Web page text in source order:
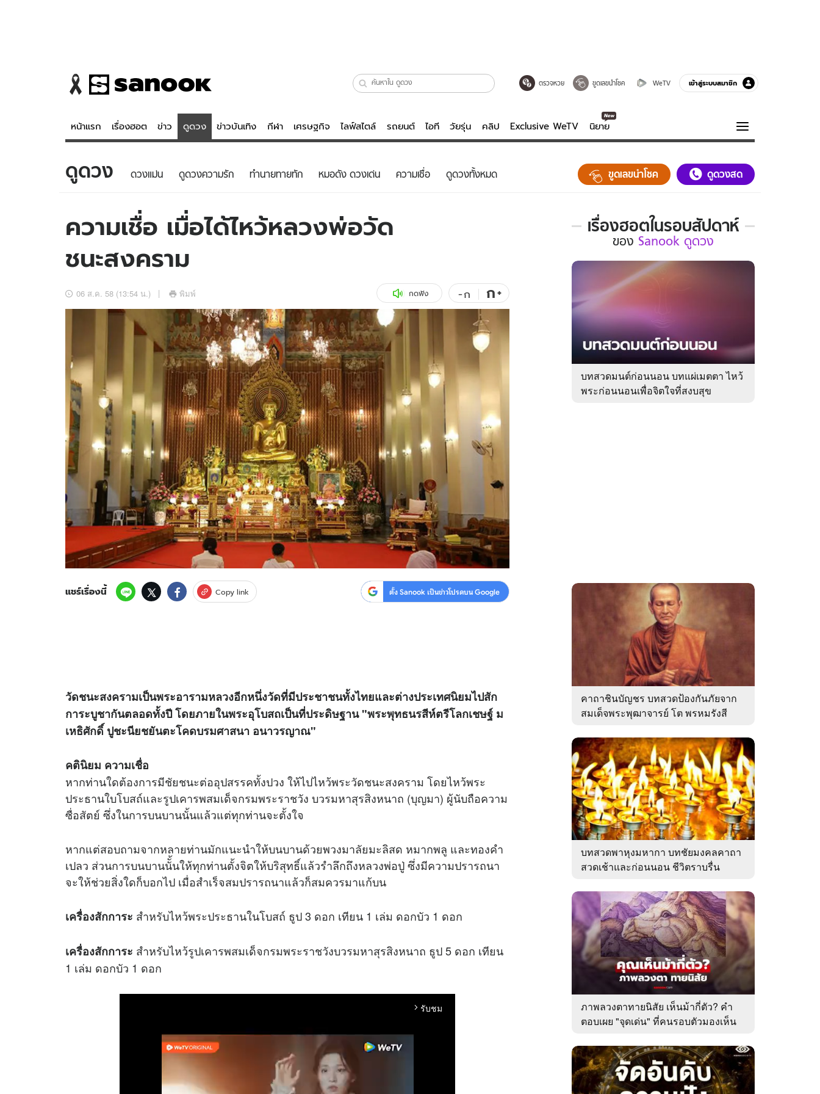
ตรวจหวย ขูดเลขนำโชค WeTV เข้าสู่ระบบสมาชิก
หน้าแรก เรื่องฮอต ข่าว ดูดวง ข่าวบันเทิง กีฬา เศรษฐกิจ ไลฟ์สไตล์ รถยนต์ ไอที วัยรุ่น คลิป Exclusive WeTV นิยาย
ข่าว
ข่าวบันเทิง
ข่าวกีฬา
ข่าวเศรษฐกิจ
อัปเดตจีน
เช็กข่าวชัวร์
ดูดวง - ตรวจหวย
สถิติหวยไทย
ไลฟ์สไตล์
วัยรุ่น
สุขภาพ
เที่ยว-กิน
Tasteful Thailand
Sanook Choice
ดูทีวี
WeTV
Exclusive WeTV
ความรู้รอบตัว
ฮาวทู
ดาวน์โหลดสนุกแอปฟรี ติดตามสนุกโซเชียลได้ที่
สงวนลิขสิทธิ์ © 2569บริษัท อิมเมจ ฟิวเจอร์ (ประเทศไทย) จำกัด
ดูดวง ดวงแม่น ดูดวงความรัก ทํานายทายทัก หมอดัง ดวงเด่น ความเชื่อ ดูดวงทั้งหมด ขูดเลขนำโชค ดูดวงสด
ความเชื่อ เมื่อได้ไหว้หลวงพ่อวัด
ชนะสงคราม
06 ส.ค. 58 (13:54 น.) พิมพ์ กดฟัง -ก ก+
แชร์เรื่องนี้ Copy link ตั้ง Sanook เป็นข่าวโปรดบน Google
วัดชนะสงครามเป็นพระอารามหลวงอีกหนึ่งวัดที่มีประชาชนทั้งไทยและต่างประเทศนิยมไปสัก
การะบูชากันตลอดทั้งปี โดยภายในพระอุโบสถเป็นที่ประดิษฐาน "พระพุทธนรสีห์ตรีโลกเชษฐ์ ม
เหธิศักดิ์ ปูชะนียชยันตะโคดบรมศาสนา อนาวรญาณ"
คตินิยม ความเชื่อ
หากท่านใดต้องการมีชัยชนะต่ออุปสรรคทั้งปวง ให้ไปไหว้พระวัดชนะสงคราม โดยไหว้พระ
ประธานใบโบสถ์และรูปเคารพสมเด็จกรมพระราชวัง บวรมหาสุรสิงหนาถ (บุญมา) ผู้นับถือความ
ซื่อสัตย์ ซึ่งในการบนบานนั้นแล้วแต่ทุกท่านจะตั้งใจ
หากแต่สอบถามจากหลายท่านมักแนะนำให้บนบานด้วยพวงมาลัยมะลิสด หมากพลู และทองคำ
เปลว ส่วนการบนบานนัั้นให้ทุกท่านตั้งจิตให้บริสุทธิ์แล้วรำลึกถึงหลวงพ่อปู่ ซึ่งมีความปรารถนา
จะให้ช่วยสิ่งใดก็บอกไป เมื่อสำเร็จสมปรารถนาแล้วก็สมควรมาแก้บน
เครื่องสักการะ สำหรับไหว้พระประธานในโบสถ์ ธูป 3 ดอก เทียน 1 เล่ม ดอกบัว 1 ดอก
เครื่องสักการะ สำหรับไหว้รูปเคารพสมเด็จกรมพระราชวังบวรมหาสุรสิงหนาถ ธูป 5 ดอก เทียน
1 เล่ม ดอกบัว 1 ดอก
arrow_forward_ios รับชม
เรื่องฮอตในรอบสัปดาห์
เรื่อง
ใน
รอบ
ของ
Sanook
ดูด
ของ Sanook ดูดวง
บทสวดมนต์ก่อนนอน บทแผ่เมตตา ไหว้
พระก่อนนอนเพื่อจิตใจที่สงบสุข
คาถาชินบัญชร บทสวดป้องกันภัยจาก
สมเด็จพระพุฒาจารย์ โต พรหมรังสี
บทสวดพาหุงมหากา บทชัยมงคลคาถา
สวดเช้าและก่อนนอน ชีวิตราบรื่น
ภาพลวงตาทายนิสัย เห็นม้ากี่ตัว? คำ
ตอบเผย "จุดเด่น" ที่คนรอบตัวมองเห็น